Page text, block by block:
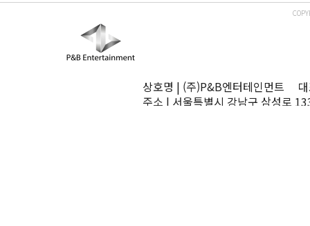
상호명 | (주)P&B엔터테인먼트
주소 | 서울특별시 강남구 삼성로